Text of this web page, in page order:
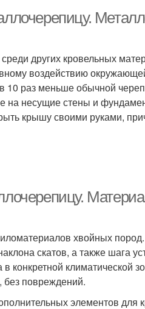
других кровельных
воздействию
раз меньше обычной
на несущие стены и
крышу своими руками,
хвойных
скатов, а также шага
конкретной климатической
повреждений.
элементов для